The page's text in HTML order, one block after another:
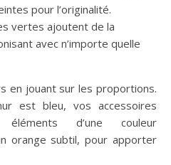
pour l’originalité.
vertes ajoutent de la
avec n’importe quelle
en jouant sur les proportions.
est bleu, vos accessoires
d’une couleur
orange subtil, pour apporter